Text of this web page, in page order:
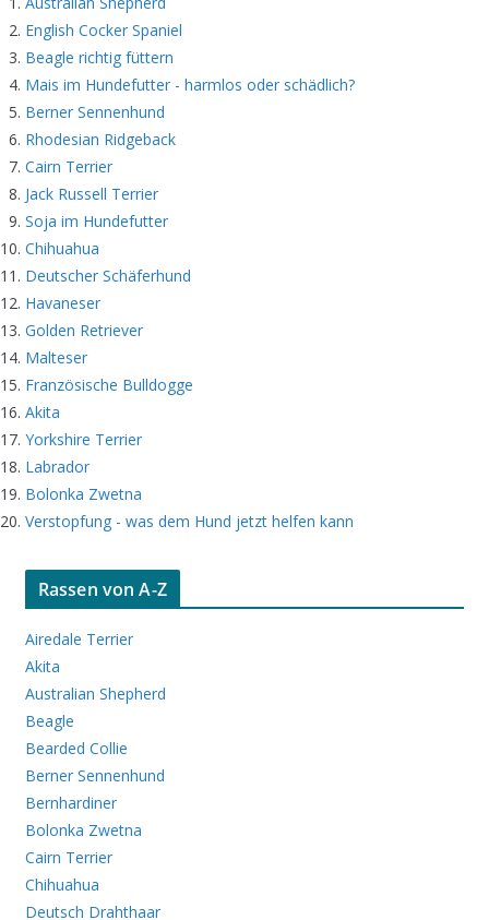
English Cocker Spaniel
Beagle richtig füttern
Mais im Hundefutter - harmlos oder schädlich?
Berner Sennenhund
Rhodesian Ridgeback
Cairn Terrier
Jack Russell Terrier
Soja im Hundefutter
Chihuahua
Deutscher Schäferhund
Havaneser
Golden Retriever
Malteser
Französische Bulldogge
Akita
Yorkshire Terrier
Labrador
Bolonka Zwetna
Verstopfung - was dem Hund jetzt helfen kann
Rassen von A-Z
Airedale Terrier
Akita
Australian Shepherd
Beagle
Bearded Collie
Berner Sennenhund
Bernhardiner
Bolonka Zwetna
Cairn Terrier
Chihuahua
Deutsch Drahthaar